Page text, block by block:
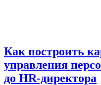
Как построить
управления
до HR-директора